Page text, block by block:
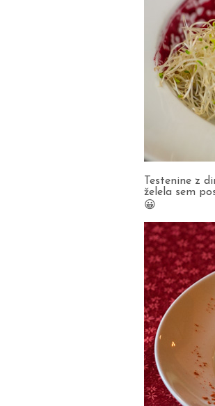
Testenine z
želela sem
😀